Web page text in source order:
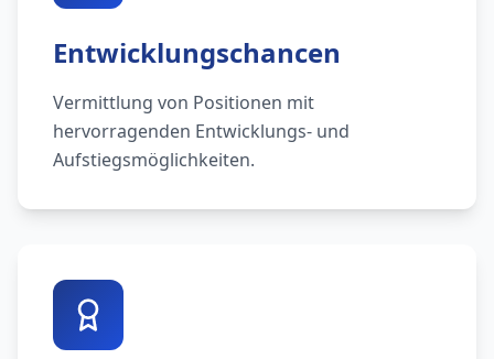
Entwicklungschancen
Vermittlung von Positionen mit
hervorragenden Entwicklungs- und
Aufstiegsmöglichkeiten.